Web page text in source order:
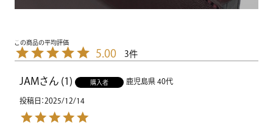
5.00 3
JAM 1 購入者 鹿児島県 40代
投稿日 2025/12/14